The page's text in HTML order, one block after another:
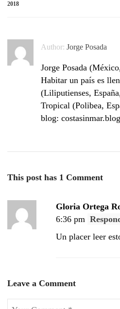
2018
Author:Jorge Posada
Jorge Posada
Habitar un país es
(Liliputienses,
Tropical (Polibea,
blog:
This post has 1 Comment
Gloria Ortega
6:36 pm
Un placer leer
Leave a Comment